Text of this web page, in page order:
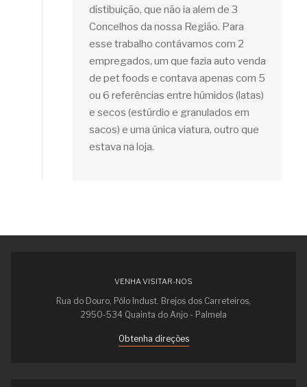
distibuição, que não ia alem de 3
Concelhos da nossa Região. Para
esse trabalho contávamos com 2
empregados, um que fazia auto venda
de pet foods e contava apenas com 5
ou 6 referências entre húmidos (latas)
e secos (estúrdio e granulados em
sacos) e uma única viatura, outro que
estava na loja.
VENHA VISITAR-NOS
Rua do Douro, Pólo Indust. Brejos dos Carreteiros,
2950-534 Quainta do Anjo - Palmela
Obtenha direções